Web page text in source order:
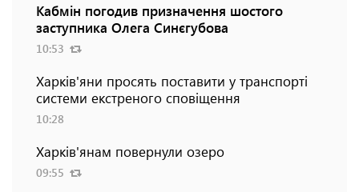
Кабмін погодив призначення шостого
заступника Олега Синєгубова
10:53
Харків'яни просять поставити у транспорті
системи екстреного сповіщення
10:28
Харків'янам повернули озеро
09:55